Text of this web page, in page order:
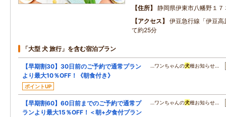
住所
静岡県伊東市八幡野１７
アクセス
伊豆急行線「伊豆
て約25分
「大型 犬 旅行」を含む宿泊プラン
【早期割30】30日前のご予約で通常プラン
より最大10％OFF！《朝食付き》
ポイントUP
…ワンちゃんの犬種お知らせ…
【早期割60】60日前までのご予約で通常プ
ランより最大15％OFF！＜朝+夕食付プラン
…ワンちゃんの犬種お知らせ…